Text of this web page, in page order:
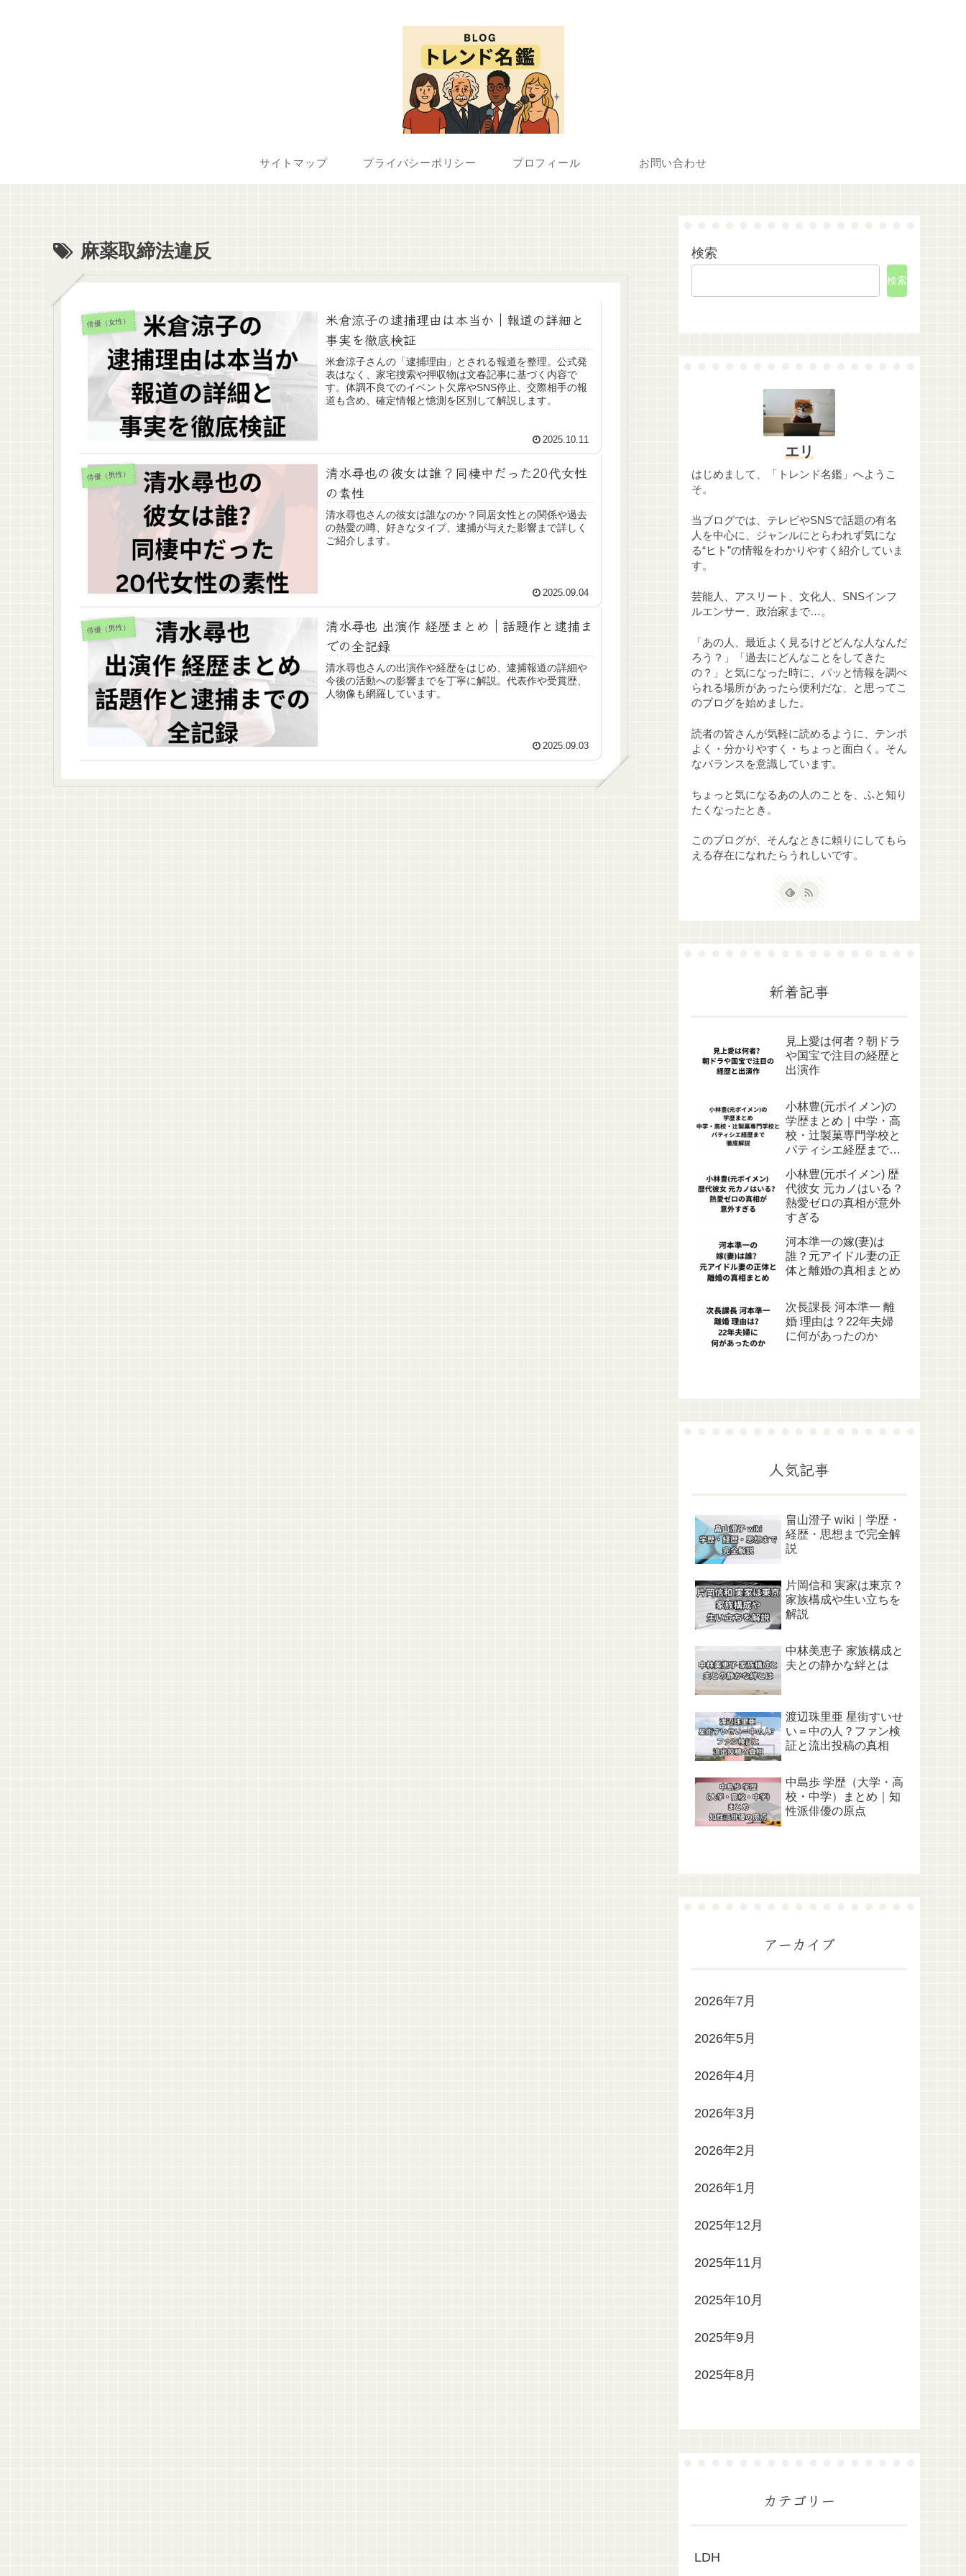
サイトマップ プライバシーポリシー プロフィール お問い合わせ
麻薬取締法違反
俳優（女性）
米倉涼子の逮捕理由は本当か｜報道の詳細と
事実を徹底検証
米倉涼子さんの「逮捕理由」とされる報道を整理。公式発
表はなく、家宅捜索や押収物は文春記事に基づく内容で
す。体調不良でのイベント欠席やSNS停止、交際相手の報
道も含め、確定情報と憶測を区別して解説します。
2025.10.11
俳優（男性）
清水尋也の彼女は誰？同棲中だった20代女性
の素性
清水尋也さんの彼女は誰なのか？同居女性との関係や過去
の熱愛の噂、好きなタイプ、逮捕が与えた影響まで詳しく
ご紹介します。
2025.09.04
俳優（男性）
清水尋也 出演作 経歴まとめ｜話題作と逮捕ま
での全記録
清水尋也さんの出演作や経歴をはじめ、逮捕報道の詳細や
今後の活動への影響までを丁寧に解説。代表作や受賞歴、
人物像も網羅しています。
2025.09.03
検索
検索
エリ
はじめまして、「トレンド名鑑」へようこ
そ。
当ブログでは、テレビやSNSで話題の有名
人を中心に、ジャンルにとらわれず気にな
る“ヒト”の情報をわかりやすく紹介していま
す。
芸能人、アスリート、文化人、SNSインフ
ルエンサー、政治家まで…。
「あの人、最近よく見るけどどんな人なんだ
ろう？」「過去にどんなことをしてきた
の？」と気になった時に、パッと情報を調べ
られる場所があったら便利だな、と思ってこ
のブログを始めました。
読者の皆さんが気軽に読めるように、テンポ
よく・分かりやすく・ちょっと面白く。そん
なバランスを意識しています。
ちょっと気になるあの人のことを、ふと知り
たくなったとき。
このブログが、そんなときに頼りにしてもら
える存在になれたらうれしいです。
新着記事
見上愛は何者？朝ドラ
や国宝で注目の経歴と
出演作
小林豊(元ボイメン)の
学歴まとめ｜中学・高
校・辻製菓専門学校と
パティシエ経歴まで徹
小林豊(元ボイメン) 歴
代彼女 元カノはいる？
熱愛ゼロの真相が意外
すぎる
河本準一の嫁(妻)は
誰？元アイドル妻の正
体と離婚の真相まとめ
次長課長 河本準一 離
婚 理由は？22年夫婦
に何があったのか
人気記事
畠山澄子 wiki｜学歴・
経歴・思想まで完全解
説
片岡信和 実家は東京？
家族構成や生い立ちを
解説
中林美恵子 家族構成と
夫との静かな絆とは
渡辺珠里亜 星街すいせ
い＝中の人？ファン検
証と流出投稿の真相
中島歩 学歴（大学・高
校・中学）まとめ｜知
性派俳優の原点
アーカイブ
2026年7月
2026年5月
2026年4月
2026年3月
2026年2月
2026年1月
2025年12月
2025年11月
2025年10月
2025年9月
2025年8月
カテゴリー
LDH